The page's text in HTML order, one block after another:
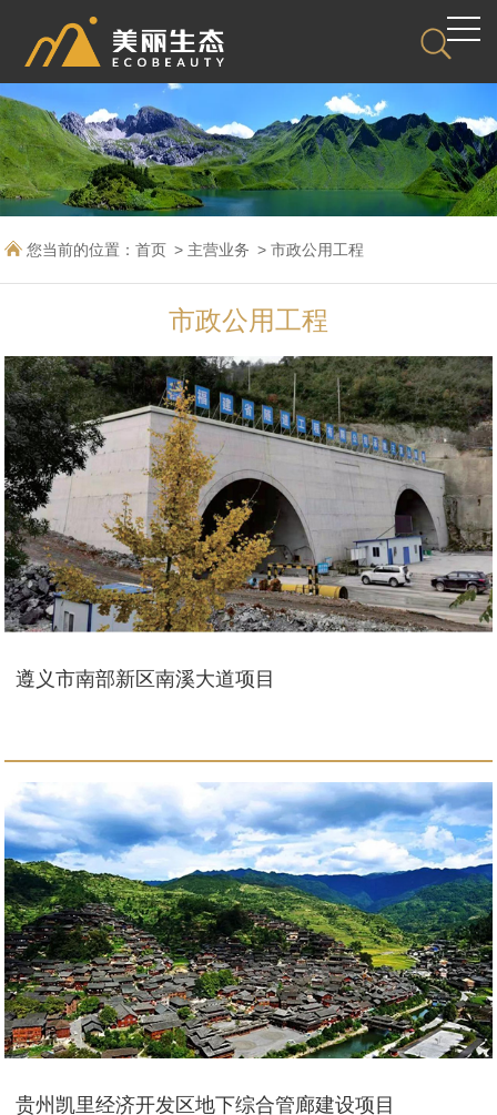
您当前的位置：首页 主营业务 市政公用工程
市政公用工程
遵义市南部新区南溪大道项目
贵州凯里经济开发区地下综合管廊建设项目